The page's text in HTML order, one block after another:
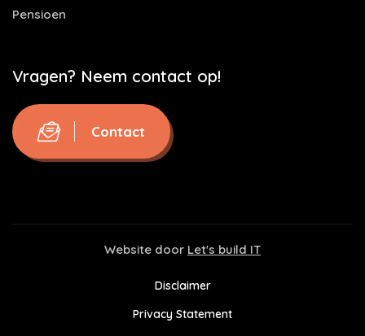
Pensioen
Vragen? Neem contact op!
Contact
Website door Let's build IT
Disclaimer
Privacy Statement